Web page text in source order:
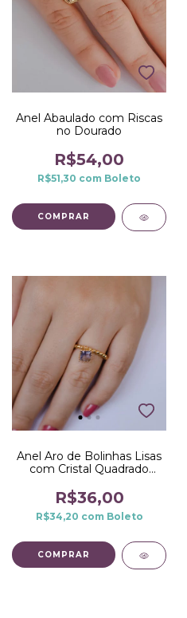
Anel Abaulado com Riscas
no Dourado
R$54,00
R$51,30 com Boleto
COMPRAR
Anel Aro de Bolinhas Lisas
com Cristal Quadrado
com Roxo
R$36,00
R$34,20 com Boleto
COMPRAR